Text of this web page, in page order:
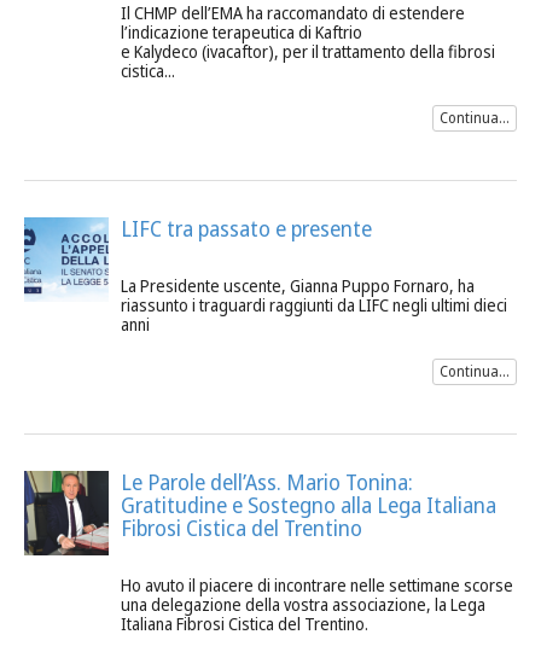
Il CHMP dell’EMA ha raccomandato di estendere
l’indicazione terapeutica di Kaftrio
e Kalydeco (ivacaftor), per il trattamento della fibrosi
cistica...
Continua...
LIFC tra passato e presente
La Presidente uscente, Gianna Puppo Fornaro, ha
riassunto i traguardi raggiunti da LIFC negli ultimi dieci
anni
Continua...
Le Parole dell’Ass. Mario Tonina:
Gratitudine e Sostegno alla Lega Italiana
Fibrosi Cistica del Trentino
Ho avuto il piacere di incontrare nelle settimane scorse
una delegazione della vostra associazione, la Lega
Italiana Fibrosi Cistica del Trentino.